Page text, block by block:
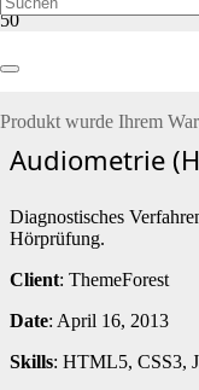
Produkt wurde Ihrem
Audiometrie
Diagnostisches
Hörprüfung.
Client: ThemeForest
Date: April 16, 2013
Skills: HTML5, CSS3,